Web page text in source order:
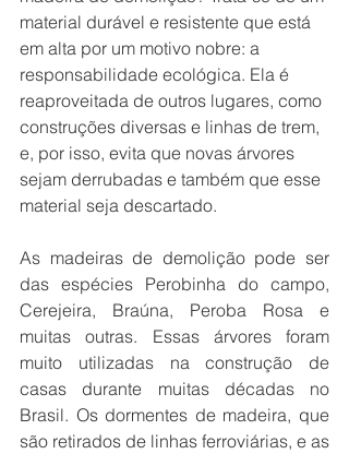
material durável e resistente que está
em alta por um motivo nobre: a
responsabilidade ecológica. Ela é
reaproveitada de outros lugares, como
construções diversas e linhas de trem,
e, por isso, evita que novas árvores
sejam derrubadas e também que esse
material seja descartado.
As madeiras de demolição pode ser
das espécies Perobinha do campo,
Cerejeira, Braúna, Peroba Rosa e
muitas outras. Essas árvores foram
muito utilizadas na construção de
casas durante muitas décadas no
Brasil. Os dormentes de madeira, que
são retirados de linhas ferroviárias, e as